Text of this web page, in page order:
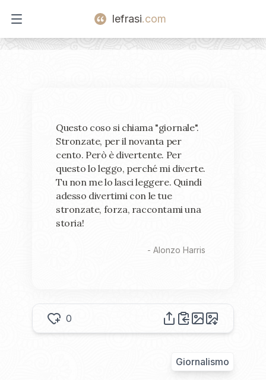
Open main menu
lefrasi.com
Questo coso si chiama "giornale".
Stronzate, per il novanta per
cento. Però è divertente. Per
questo lo leggo, perché mi diverte.
Tu non me lo lasci leggere. Quindi
adesso divertimi con le tue
stronzate, forza, raccontami una
storia!
- Alonzo Harris
0
Giornalismo